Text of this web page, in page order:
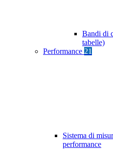
Bandi di
tabelle)
Performance 21
Sistema di
performance